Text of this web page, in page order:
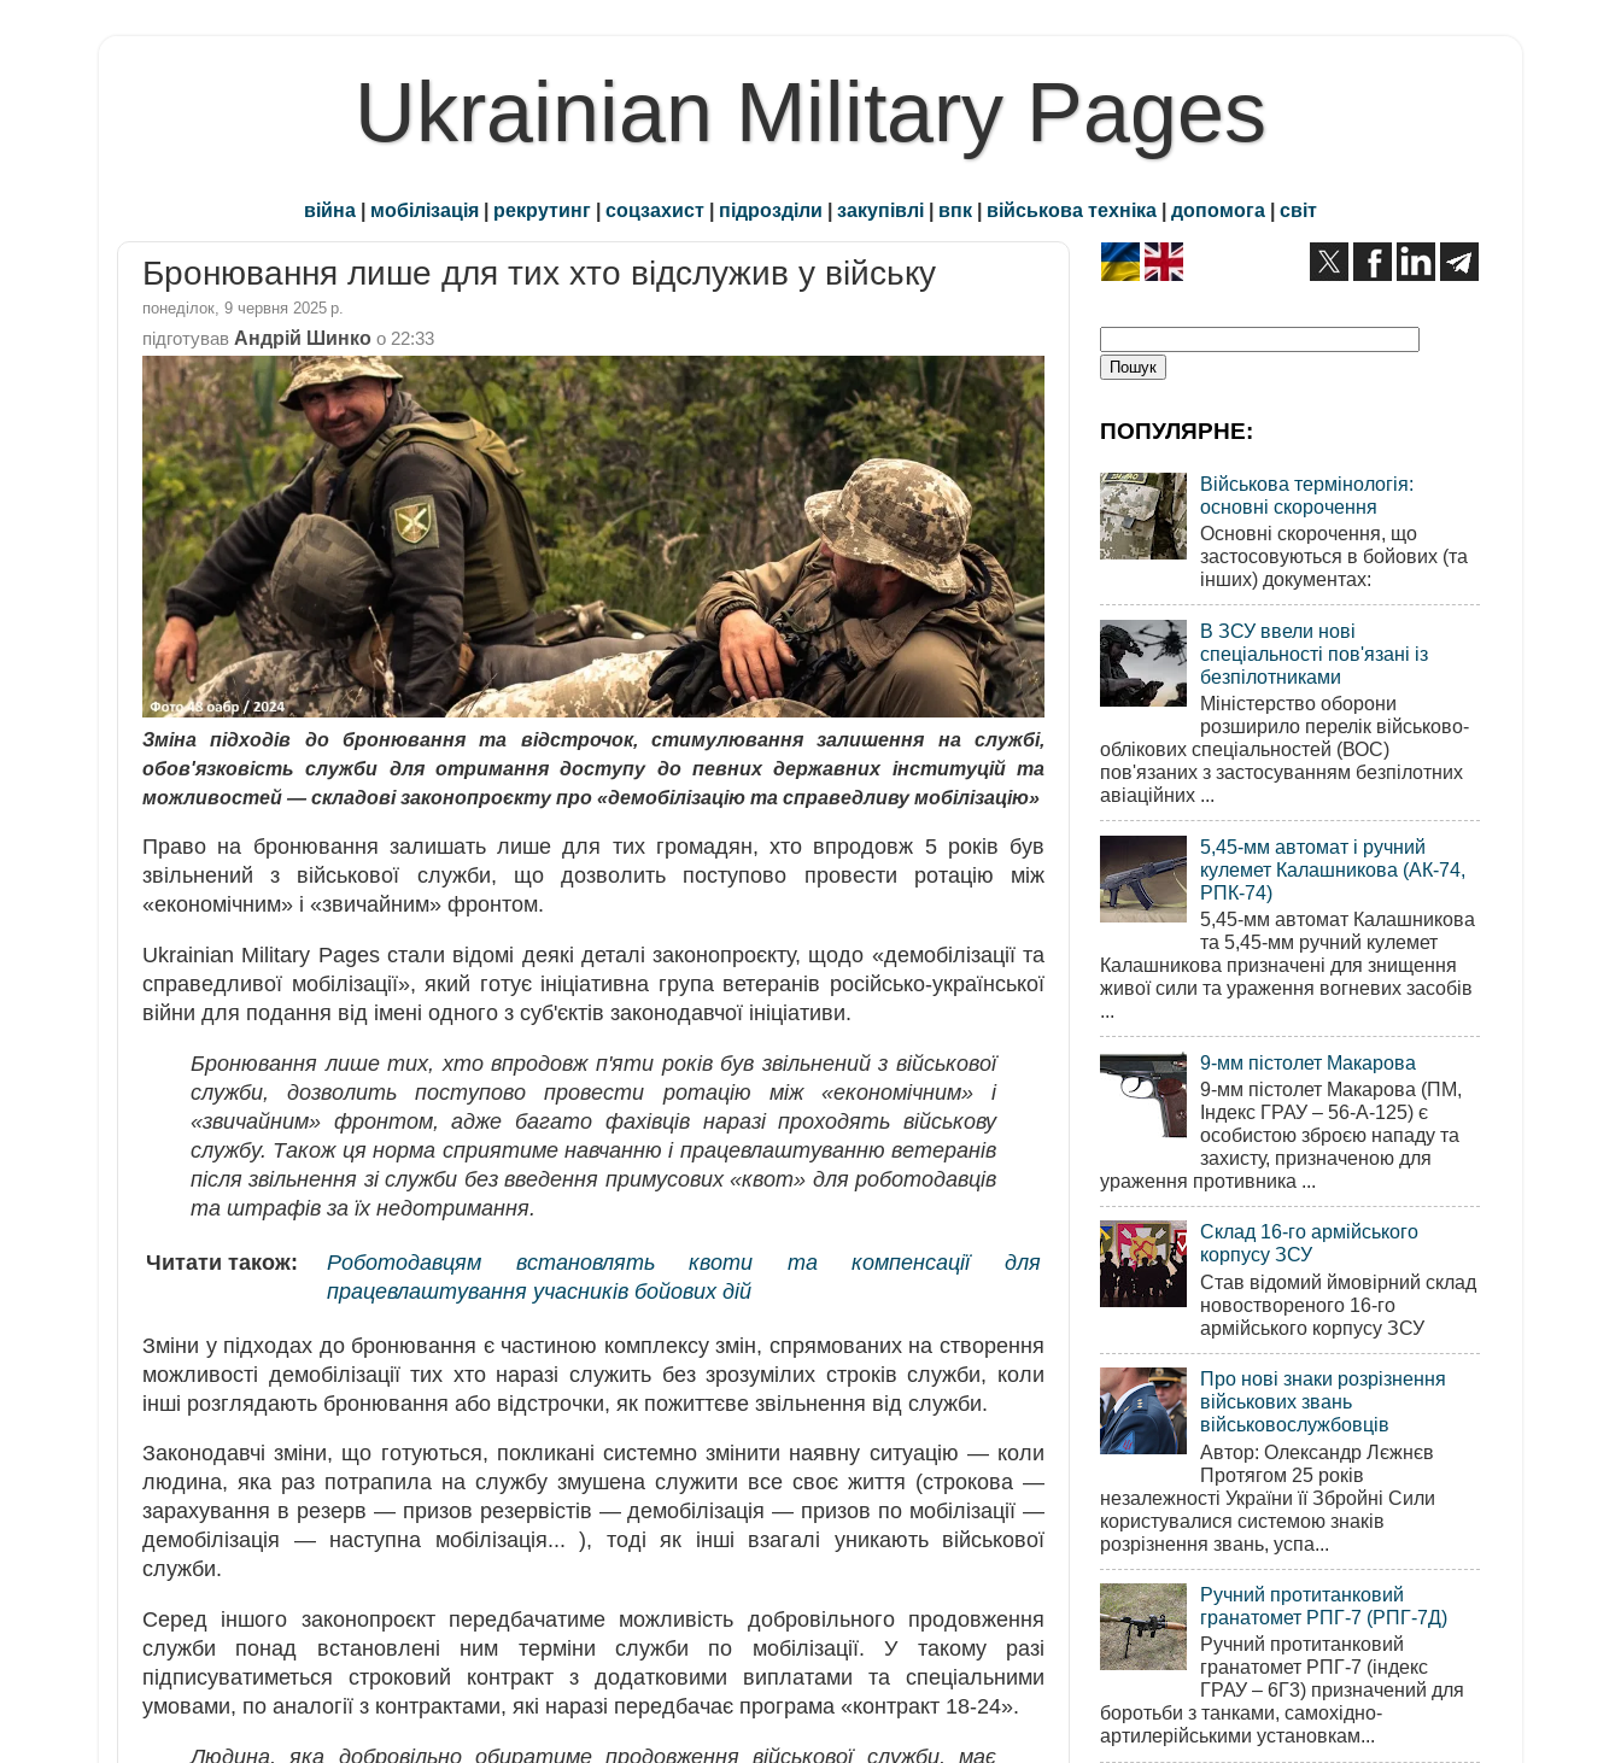
Ukrainian Military Pages
війна | мобілізація | рекрутинг | соцзахист | підрозділи | закупівлі | впк | військова техніка | допомога | світ
Бронювання лише для тих хто відслужив у війську
понеділок, 9 червня 2025 р.
підготував Андрій Шинко о 22:33
Зміна підходів до бронювання та відстрочок, стимулювання залишення на службі,
обов'язковість служби для отримання доступу до певних державних інституцій та
можливостей — складові законопроєкту про «демобілізацію та справедливу мобілізацію»
Право на бронювання залишать лише для тих громадян, хто впродовж 5 років був
звільнений з військової служби, що дозволить поступово провести ротацію між
«економічним» і «звичайним» фронтом.
Ukrainian Military Pages стали відомі деякі деталі законопроєкту, щодо «демобілізації та
справедливої мобілізації», який готує ініціативна група ветеранів російсько-української
війни для подання від імені одного з суб'єктів законодавчої ініціативи.
Бронювання лише тих, хто впродовж п'яти років був звільнений з військової
служби, дозволить поступово провести ротацію між «економічним» і
«звичайним» фронтом, адже багато фахівців наразі проходять військову
службу. Також ця норма сприятиме навчанню і працевлаштуванню ветеранів
після звільнення зі служби без введення примусових «квот» для роботодавців
та штрафів за їх недотримання.
Читати також:
Роботодавцям встановлять квоти та компенсації для
працевлаштування учасників бойових дій
Зміни у підходах до бронювання є частиною комплексу змін, спрямованих на створення
можливості демобілізації тих хто наразі служить без зрозумілих строків служби, коли
інші розглядають бронювання або відстрочки, як пожиттєве звільнення від служби.
Законодавчі зміни, що готуються, покликані системно змінити наявну ситуацію — коли
людина, яка раз потрапила на службу змушена служити все своє життя (строкова —
зарахування в резерв — призов резервістів — демобілізація — призов по мобілізації —
демобілізація — наступна мобілізація... ), тоді як інші взагалі уникають військової
служби.
Серед іншого законопроєкт передбачатиме можливість добровільного продовження
служби понад встановлені ним терміни служби по мобілізації. У такому разі
підписуватиметься строковий контракт з додатковими виплатами та спеціальними
умовами, по аналогії з контрактами, які наразі передбачає програма «контракт 18-24».
Людина, яка добровільно обиратиме продовження військової служби, має
ПОПУЛЯРНЕ:
Військова термінологія:
основні скорочення
Основні скорочення, що
застосовуються в бойових (та
інших) документах:
В ЗСУ ввели нові
спеціальності пов'язані із
безпілотниками
Міністерство оборони
розширило перелік військово-
облікових спеціальностей (ВОС)
пов'язаних з застосуванням безпілотних
авіаційних ...
5,45-мм автомат і ручний
кулемет Калашникова (АК-74,
РПК-74)
5,45-мм автомат Калашникова
та 5,45-мм ручний кулемет
Калашникова призначені для знищення
живої сили та ураження вогневих засобів
...
9-мм пістолет Макарова
9-мм пістолет Макарова (ПМ,
Індекс ГРАУ – 56-А-125) є
особистою зброєю нападу та
захисту, призначеною для
ураження противника ...
Склад 16-го армійського
корпусу ЗСУ
Став відомий ймовірний склад
новоствореного 16-го
армійського корпусу ЗСУ
Про нові знаки розрізнення
військових звань
військовослужбовців
Автор: Олександр Лєжнєв
Протягом 25 років
незалежності України її Збройні Сили
користувалися системою знаків
розрізнення звань, успа...
Ручний протитанковий
гранатомет РПГ-7 (РПГ-7Д)
Ручний протитанковий
гранатомет РПГ-7 (індекс
ГРАУ – 6Г3) призначений для
боротьби з танками, самохідно-
артилерійськими установкам...